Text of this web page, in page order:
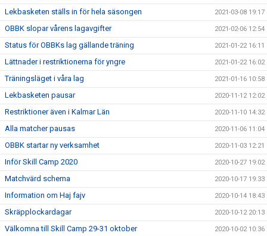
Lekbasketen ställs in för hela säsongen 2021-03-08 19:17
OBBK slopar vårens lagavgifter 2021-02-06 12:54
Status för OBBKs lag gällande träning 2021-01-22 16:11
Lättnader i restriktionerna för yngre 2021-01-22 16:02
Träningsläget i våra lag 2021-01-16 10:58
Lekbasketen pausar 2020-11-12 12:02
Restriktioner även i Kalmar Län 2020-11-10 14:32
Alla matcher pausas 2020-11-06 11:04
OBBK startar ny verksamhet 2020-11-03 12:21
Inför Skill Camp 2020 2020-10-27 19:02
Matchvärd schema 2020-10-17 19:33
Information om Haj fajv 2020-10-14 18:43
Skräpplockardagar 2020-10-12 20:13
Välkomna till Skill Camp 29-31 oktober 2020-10-02 10:36